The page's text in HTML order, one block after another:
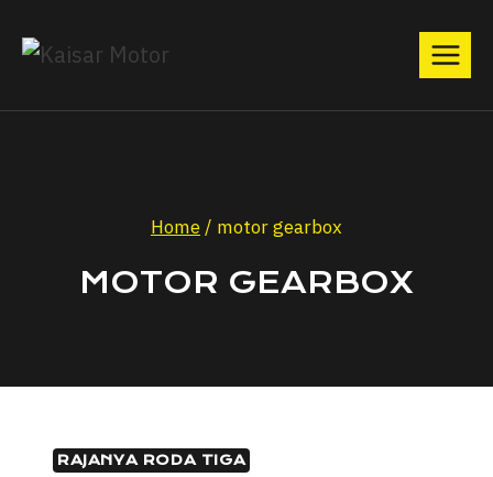
Home/ motor gearbox
MOTOR GEARBOX
RAJANYA RODA TIGA